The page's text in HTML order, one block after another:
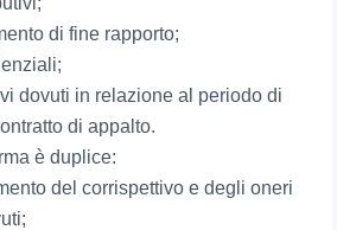
di fine rapporto;
dovuti in relazione al periodo di
di appalto.
è duplice:
del corrispettivo e degli oneri